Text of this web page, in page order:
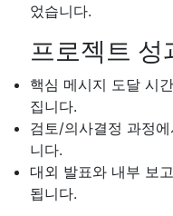
었습니다.
프로젝트 성
핵심 메시지 도달 시
집니다.
검토/의사결정 과정
니다.
대외 발표와 내부 보
됩니다.